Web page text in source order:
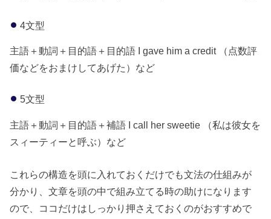
4文型
主語＋動詞＋目的語＋目的語 I gave him a credit （点数評
価などをおまけしてあげた）など
5文型
主語＋動詞＋目的語＋補語 I call her sweetie （私は彼女を
スィーティーと呼ぶ）など
これらの構造を頭に入れておくだけでも文法の仕組みが
分かり、文章を頭の中で組み立てる時の助けになります
ので、ココだけはしっかり押さえておくのがおすすめで